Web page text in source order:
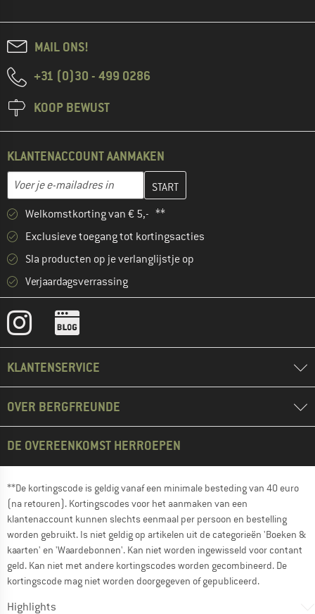
MAIL ONS!
+31 (0)30 - 499 0286
KOOP BEWUST
KLANTENACCOUNT AANMAKEN
E-mailadres
Vul je e-mailadres hier in en maak in de volgende stap je
Welkomstkorting van € 5,- **
Exclusieve toegang tot kortingsacties
Sla producten op je verlanglijstje op
Verjaardagsverrassing
KLANTENSERVICE
OVER BERGFREUNDE
DE OVEREENKOMST HERROEPEN
**De kortingscode is geldig vanaf een minimale besteding van 40 euro
(na retouren). Kortingscodes voor het aanmaken van een
klantenaccount kunnen slechts eenmaal per persoon en bestelling
worden gebruikt. Is niet geldig op artikelen uit de categorieën 'Boeken &
kaarten' en 'Waardebonnen'. Kan niet worden ingewisseld voor contant
geld. Kan niet met andere kortingscodes worden gecombineerd. De
kortingscode mag niet worden doorgegeven of gepubliceerd.
Highlights